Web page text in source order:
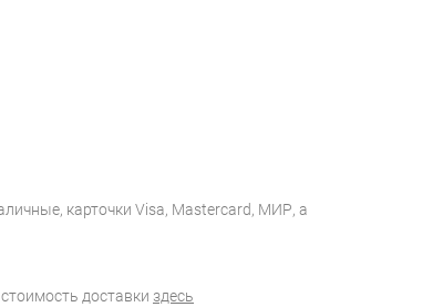
карточки Visa, Mastercard, МИР, а
доставки здесь